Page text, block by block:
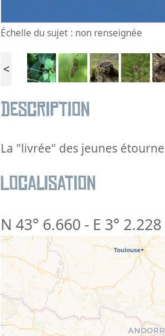
Échelle du sujet : non renseignée
<
Description
La "livrée" des jeunes
Localisation
N 43° 6.660 - E 3° 2.228